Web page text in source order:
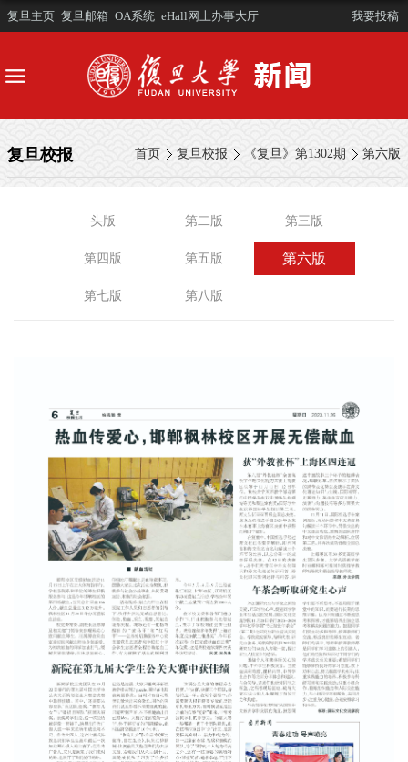
复旦主页 复旦邮箱 OA系统 eHall网上办事大厅 我要投稿
首页 复旦校报 《复旦》第1302期 第六版
复旦校报
头版 第二版 第三版
第四版 第五版 第六版
第七版 第八版